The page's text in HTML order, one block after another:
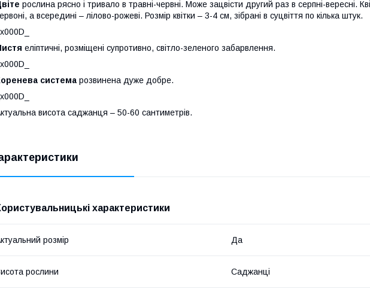
рослина рясно і тривало в травні-червні. Може зацвісти другий раз в серпні-вересні.
а всередині – лілово-рожеві. Розмір квітки – 3-4 см, зібрані в суцвіття по кілька штук.
_x000D_
еліптичні, розміщені супротивно, світло-зеленого забарвлення.
_x000D_
система розвинена дуже добре.
_x000D_
висота саджанця – 50-60 сантиметрів.
характеристики
розмір Да
рослини Саджанці